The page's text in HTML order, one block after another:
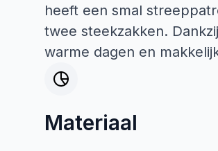
heeft een smal
twee steekzakken.
warme dagen en
Materiaal